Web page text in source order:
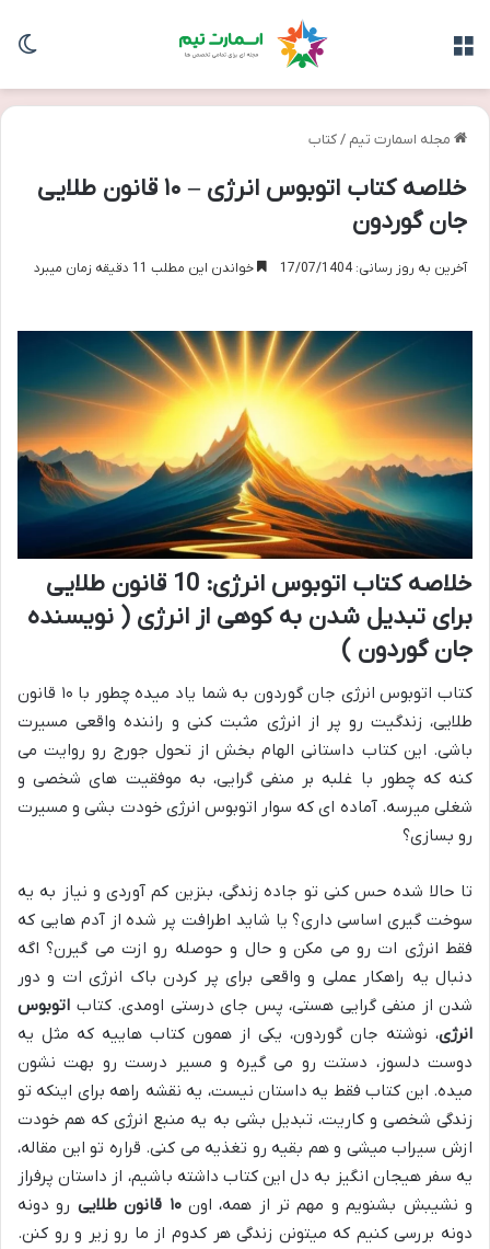
مجله اسمارت تیم /کتاب
خلاصه کتاب اتوبوس انرژی – ۱۰ قانون طلایی
جان گوردون
آخرین به روز رسانی: 17/07/1404 خواندن این مطلب 11 دقیقه زمان میبرد
خلاصه کتاب اتوبوس انرژی: 10 قانون طلایی
برای تبدیل شدن به کوهی از انرژی ( نویسنده
جان گوردون )
کتاب اتوبوس انرژی جان گوردون به شما یاد میده چطور با ۱۰ قانون
طلایی، زندگیت رو پر از انرژی مثبت کنی و راننده واقعی مسیرت
باشی. این کتاب داستانی الهام بخش از تحول جورج رو روایت می
کنه که چطور با غلبه بر منفی گرایی، به موفقیت های شخصی و
شغلی میرسه. آماده ای که سوار اتوبوس انرژی خودت بشی و مسیرت
رو بسازی؟
تا حالا شده حس کنی تو جاده زندگی، بنزین کم آوردی و نیاز به یه
سوخت گیری اساسی داری؟ یا شاید اطرافت پر شده از آدم هایی که
فقط انرژی ات رو می مکن و حال و حوصله رو ازت می گیرن؟ اگه
دنبال یه راهکار عملی و واقعی برای پر کردن باک انرژی ات و دور
شدن از منفی گرایی هستی، پس جای درستی اومدی. کتاب اتوبوس
انرژی، نوشته جان گوردون، یکی از همون کتاب هاییه که مثل یه
دوست دلسوز، دستت رو می گیره و مسیر درست رو بهت نشون
میده. این کتاب فقط یه داستان نیست، یه نقشه راهه برای اینکه تو
زندگی شخصی و کاریت، تبدیل بشی به یه منبع انرژی که هم خودت
ازش سیراب میشی و هم بقیه رو تغذیه می کنی. قراره تو این مقاله،
یه سفر هیجان انگیز به دل این کتاب داشته باشیم، از داستان پرفراز
و نشیبش بشنویم و مهم تر از همه، اون۱۰ قانون طلایی
رو دونه
دونه بررسی کنیم که میتونن زندگی هر کدوم از ما رو زیر و رو کنن.